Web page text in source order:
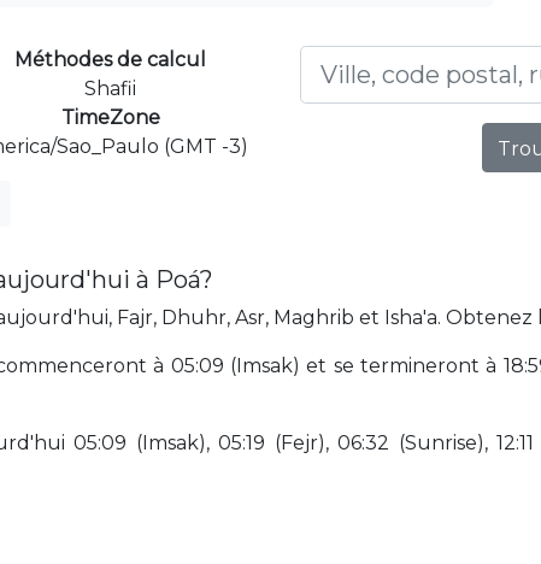
Méthodes de calcul
Shafii
TimeZone
Sao_Paulo (GMT -3)
à Poá?
Fajr, Dhuhr, Asr, Maghrib et Isha'a.
à 05:09 (Imsak) et se termineront à
05:09 (Imsak), 05:19 (Fejr), 06:32 (Sunrise), 12:11